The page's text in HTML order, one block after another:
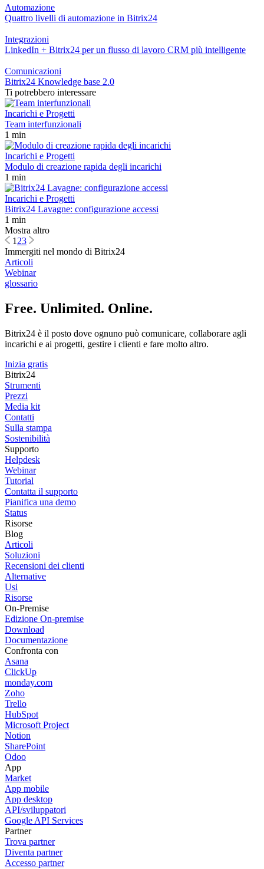
Automazione
Quattro livelli di automazione in Bitrix24
Integrazioni
LinkedIn + Bitrix24 per un flusso di lavoro CRM più intelligente
Comunicazioni
Bitrix24 Knowledge base 2.0
Ti potrebbero interessare
Incarichi e Progetti
Team interfunzionali
1 min
Incarichi e Progetti
Modulo di creazione rapida degli incarichi
1 min
Incarichi e Progetti
Bitrix24 Lavagne: configurazione accessi
1 min
Mostra altro
123
Immergiti nel mondo di Bitrix24
Articoli
Webinar
glossario
Free. Unlimited. Online.
Bitrix24 è il posto dove ognuno può comunicare, collaborare agli
incarichi e ai progetti, gestire i clienti e fare molto altro.
Inizia gratis
Bitrix24
Strumenti
Prezzi
Media kit
Contatti
Sulla stampa
Sostenibilità
Supporto
Helpdesk
Webinar
Tutorial
Contatta il supporto
Pianifica una demo
Status
Risorse
Blog
Articoli
Soluzioni
Recensioni dei clienti
Alternative
Usi
Risorse
On-Premise
Edizione On-premise
Download
Documentazione
Confronta con
Asana
ClickUp
monday.com
Zoho
Trello
HubSpot
Microsoft Project
Notion
SharePoint
Odoo
App
Market
App mobile
App desktop
API/sviluppatori
Google API Services
Partner
Trova partner
Diventa partner
Accesso partner